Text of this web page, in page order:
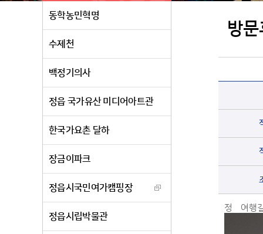
동학농민혁명
수제천
백정기의사
정읍 국가유산 미디어아트관
한국가요촌 달하
장금이파크
정읍시국민여가캠핑장
정읍시립박물관
방
정믑여행